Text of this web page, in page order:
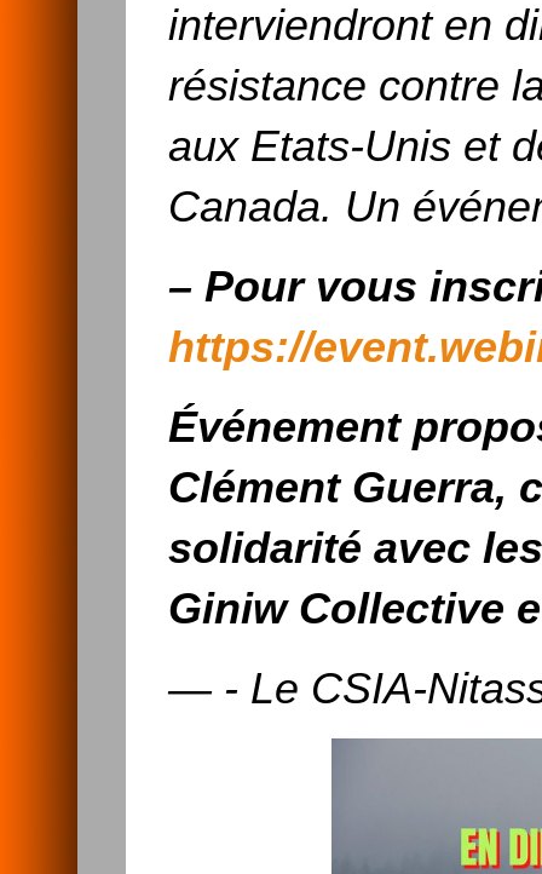
interviendront en
résistance contre
aux Etats-Unis et
Canada. Un
– Pour vous
https://
Événement
Clément Guerra,
solidarité avec
Giniw Collective
— - Le CSIA-